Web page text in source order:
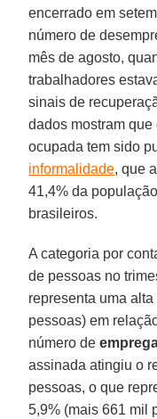
encerrado em
número de
mês de agosto,
trabalhadores
sinais de
dados mostram
ocupada tem sido
informalidade, que
41,4% da
brasileiros.
A categoria por
de pessoas no
representa uma
pessoas) em
número de
assinada atingiu o
pessoas, o que
5,9% (mais 661 mil